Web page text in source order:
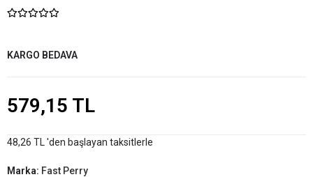
KARGO BEDAVA
579,15 TL
48,26 TL 'den başlayan taksitlerle
Marka: Fast Perry